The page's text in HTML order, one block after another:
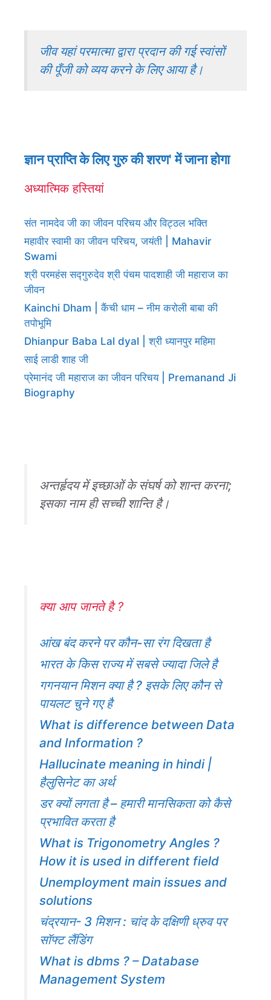
जीव यहां परमात्मा द्वारा प्रदान की गई स्वांसों
की पूँजी को व्यय करने के लिए आया है।
ज्ञान प्राप्ति के लिए गुरु की शरण' में जाना होगा
अध्यात्मिक हस्तियां
संत नामदेव जी का जीवन परिचय और विट्ठल भक्ति
महावीर स्वामी का जीवन परिचय, जयंती | Mahavir
Swami
श्री परमहंस सद्गुरुदेव श्री पंचम पादशाही जी महाराज का
जीवन
Kainchi Dham | कैंची धाम – नीम करोली बाबा की
तपोभूमि
Dhianpur Baba Lal dyal | श्री ध्यानपुर महिमा
साई लाडी शाह जी
प्रेमानंद जी महाराज का जीवन परिचय | Premanand Ji
Biography
अन्तर्हृदय में इच्छाओं के संघर्ष को शान्त करना;
इसका नाम ही सच्ची शान्ति है।
क्या आप जानते है ?
आंख बंद करने पर कौन-सा रंग दिखता है
भारत के किस राज्य में सबसे ज्यादा जिले है
गगनयान मिशन क्या है ? इसके लिए कौन से
पायलट चुने गए है
What is difference between Data
and Information ?
Hallucinate meaning in hindi |
हैलुसिनेट का अर्थ
डर क्यों लगता है – हमारी मानसिकता को कैसे
प्रभावित करता है
What is Trigonometry Angles ?
How it is used in different field
Unemployment main issues and
solutions
चंद्रयान- 3 मिशन : चांद के दक्षिणी ध्रुव पर
सॉफ्ट लैंडिंग
What is dbms ? – Database
Management System